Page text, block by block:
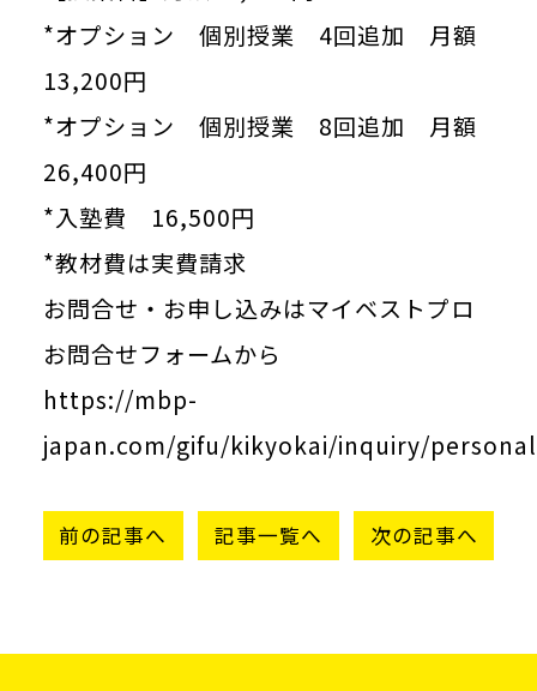
*オプション 個別授業 4回追加 月額
13,200円
*オプション 個別授業 8回追加 月額
26,400円
*入塾費 16,500円
*教材費は実費請求
お問合せ・お申し込みはマイベストプロ
お問合せフォームから
https://mbp-
japan.com/gifu/kikyokai/inquiry/
前の記事へ 記事一覧へ 次の記事へ